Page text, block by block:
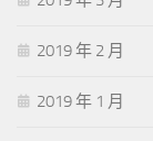
2019 年 2 月
2019 年 1 月